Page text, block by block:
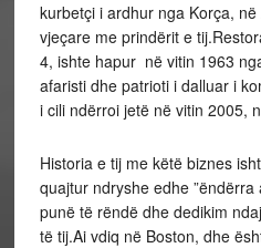
kurbetçi i ardhur nga Korça,
vjeçare me prindërit e
4, ishte hapur në vitin 1963
afaristi dhe patrioti i dalluar i
i cili ndërroi jetë në vitin 2005,
Historia e tij me këtë biznes
quajtur ndryshe edhe
punë të rëndë dhe dedikim
të tij.Ai vdiq në Boston, dhe